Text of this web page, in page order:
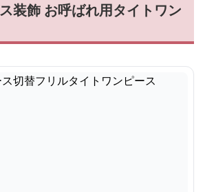
装飾 お呼ばれ用タイトワン